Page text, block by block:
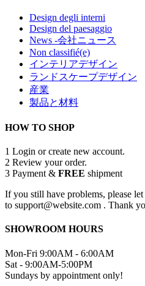
Design degli interni
Design del paesaggio
News -会社ニュース
Non classifié(e)
インテリアデザイン
ランドスケープデザイン
産業
製品と材料
HOW TO SHOP
1 Login or create new account.
2 Review your order.
3 Payment & FREE shipment
If you still have problems, please
to support@website.com . Thank
SHOWROOM HOURS
Mon-Fri 9:00AM - 6:00AM
Sat - 9:00AM-5:00PM
Sundays by appointment only!